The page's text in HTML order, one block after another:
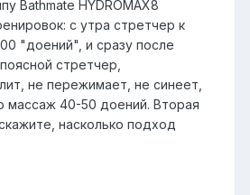
Bathmate HYDROMAX8
с утра стретчер к
"доений", и сразу после
стретчер,
не пережимает, не синеет,
массаж 40-50 доений. Вторая
насколько подход